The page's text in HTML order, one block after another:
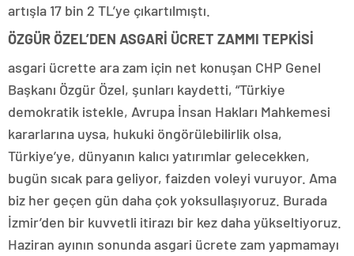
artışla 17 bin 2 TL’ye çıkartılmıştı.
ÖZGÜR ÖZEL’DEN ASGARİ ÜCRET ZAMMI TEPKİSİ
asgari ücrette ara zam için net konuşan CHP Genel
Başkanı Özgür Özel, şunları kaydetti, “Türkiye
demokratik istekle, Avrupa İnsan Hakları Mahkemesi
kararlarına uysa, hukuki öngörülebilirlik olsa,
Türkiye’ye, dünyanın kalıcı yatırımlar gelecekken,
bugün sıcak para geliyor, faizden voleyi vuruyor. Ama
biz her geçen gün daha çok yoksullaşıyoruz. Burada
İzmir’den bir kuvvetli itirazı bir kez daha yükseltiyoruz.
Haziran ayının sonunda asgari ücrete zam yapmamayı